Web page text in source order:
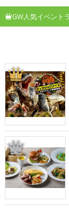
GW人気イベント
1
2